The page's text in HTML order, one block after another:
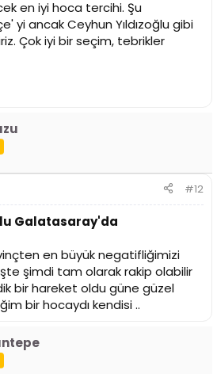
en iyi hoca tercihi. Şu
yi ancak Ceyhun Yıldızoğlu gibi
Çok iyi bir seçim, tebrikler
#12
Galatasaray'da
en büyük negatifliğimizi
şimdi tam olarak rakip olabilir
bir hareket oldu güne güzel
bir hocaydı kendisi ..